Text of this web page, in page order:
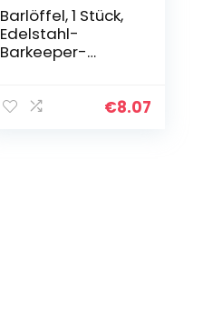
Barlöffel, 1 Stück,
Edelstahl-
Barkeeper-
Profi-Barlöffel,€8.07